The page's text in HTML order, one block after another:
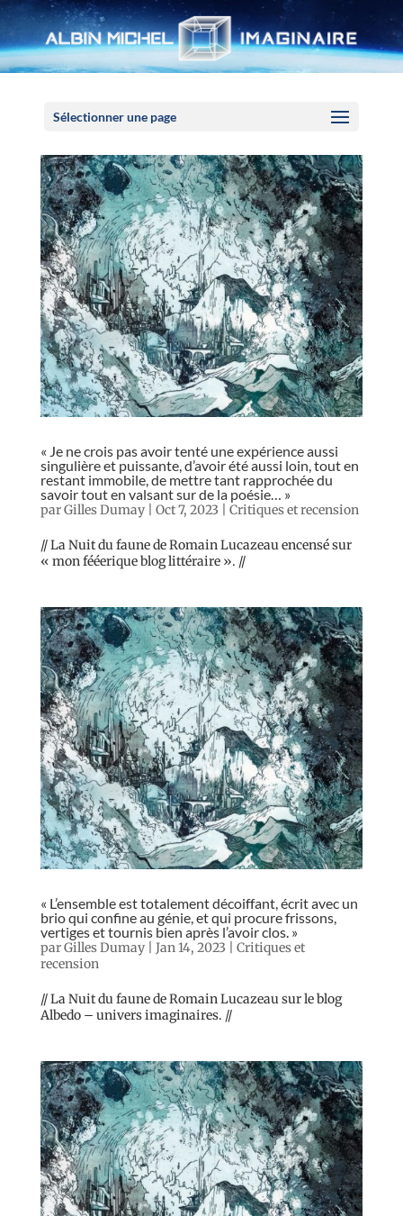
Sélectionner une page
« Je ne crois pas avoir tenté une expérience aussi
singulière et puissante, d’avoir été aussi loin, tout en
restant immobile, de mettre tant rapprochée du
savoir tout en valsant sur de la poésie… »
parGilles Dumay| Oct 7, 2023 Critiques et recension
// La Nuit du faune de Romain Lucazeau encensé sur
« mon fééerique blog littéraire ». //
« L’ensemble est totalement décoiffant, écrit avec un
brio qui confine au génie, et qui procure frissons,
vertiges et tournis bien après l’avoir clos. »
parGilles Dumay| Jan 14, 2023
Critiques et
recension
// La Nuit du faune de Romain Lucazeau sur le blog
Albedo – univers imaginaires. //
Panneau de gestion des cookies